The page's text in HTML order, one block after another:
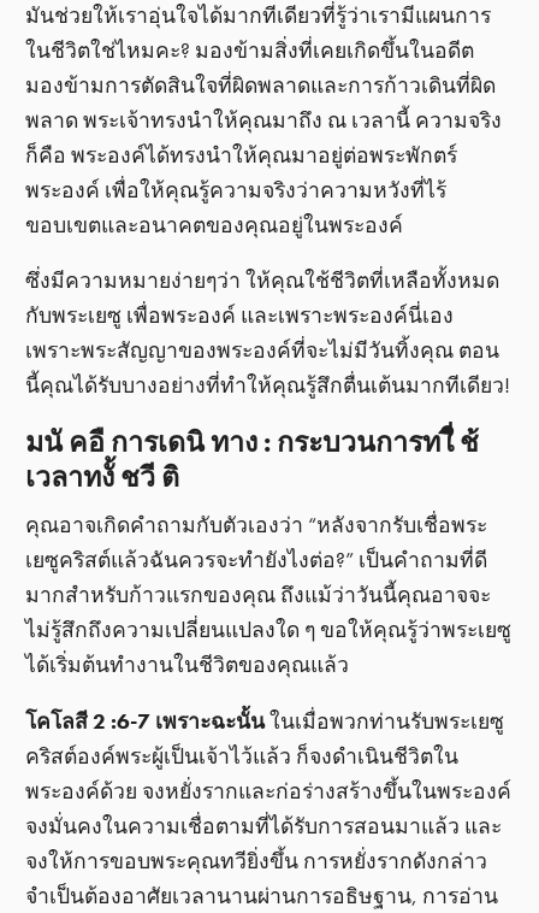
มันช่วยให้เราอุ่นใจได้มากทีเดียวที่รู้ว่าเรามีแผนการ
ในชีวิตใช่ไหมคะ? มองข้ามสิ่งที่เคยเกิดขึ้นในอดีต
มองข้ามการตัดสินใจที่ผิดพลาดและการก้าวเดินที่ผิด
พลาด พระเจ้าทรงนำให้คุณมาถึง ณ เวลานี้ ความจริง
ก็คือ พระองค์ได้ทรงนำให้คุณมาอยู่ต่อพระพักตร์
พระองค์ เพื่อให้คุณรู้ความจริงว่าความหวังที่ไร้
ขอบเขตและอนาคตของคุณอยู่ในพระองค์
ซึ่งมีความหมายง่ายๆว่า ให้คุณใช้ชีวิตที่เหลือทั้งหมด
กับพระเยซู เพื่อพระองค์ และเพราะพระองค์นี่เอง
เพราะพระสัญญาของพระองค์ที่จะไม่มีวันทิ้งคุณ ตอน
นี้คุณได้รับบางอย่างที่ทำให้คุณรู้สึกตื่นเต้นมากทีเดียว!
มนั คอื การเดนิ ทาง : กระบวนการทใี่ ช้
เวลาทงั้ ชวี ติ
คุณอาจเกิดคำถามกับตัวเองว่า “หลังจากรับเชื่อพระ
เยซูคริสต์แล้วฉันควรจะทำยังไงต่อ?” เป็นคำถามที่ดี
มากสำหรับก้าวแรกของคุณ ถึงแม้ว่าวันนี้คุณอาจจะ
ไม่รู้สึกถึงความเปลี่ยนแปลงใด ๆ ขอให้คุณรู้ว่าพระเยซู
ได้เริ่มต้นทำงานในชีวิตของคุณแล้ว
โคโลสี 2 :6-7 เพราะฉะนั้นในเมื่อพวกท่านรับพระเยซู
คริสต์องค์พระผู้เป็นเจ้าไว้แล้ว ก็จงดำเนินชีวิตใน
พระองค์ด้วย จงหยั่งรากและก่อร่างสร้างขึ้นในพระองค์
จงมั่นคงในความเชื่อตามที่ได้รับการสอนมาแล้ว และ
จงให้การขอบพระคุณทวียิ่งขึ้น การหยั่งรากดังกล่าว
จำเป็นต้องอาศัยเวลานานผ่านการอธิษฐาน, การอ่าน